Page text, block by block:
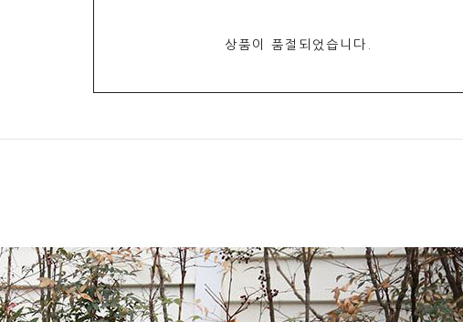
상품이 품절되었습니다.